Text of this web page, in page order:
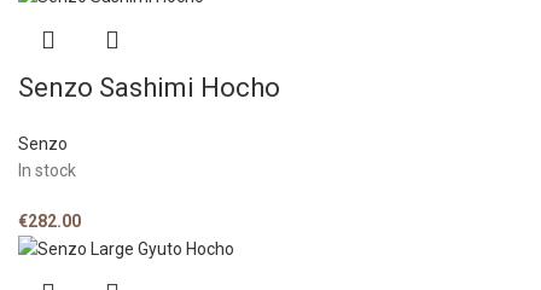
Senzo Sashimi Hocho
Senzo
In stock
€282.00